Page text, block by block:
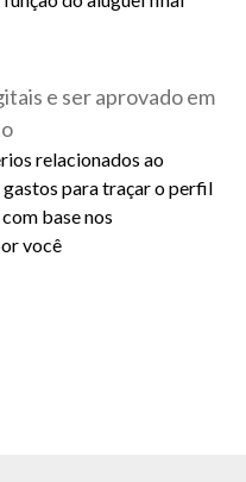
e ser aprovado em
relacionados ao
para traçar o perfil
base nos
você